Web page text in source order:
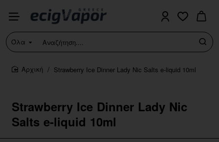
Όλα
Αναζήτηση....
Strawberry Ice Dinner Lady Nic
Salts e-liquid 10ml
home
Strawberry Ice Dinner Lady Nic Salts e-liquid 10ml